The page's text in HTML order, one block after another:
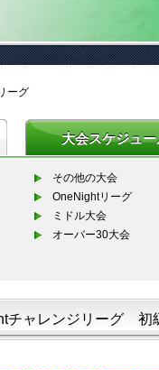
ーグ
大会スケジュー
その他の大会
OneNightリーグ
ミドル大会
オーバー30大会
チャレンジリーグ 初